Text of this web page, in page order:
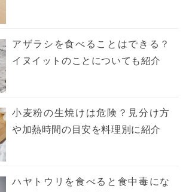
アザラシを食べることはできる？
イヌイットのことについても紹介
小麦粉の生焼けは危険？見分け方
や加熱時間の目安を料理別に紹介
ハヤトウリを食べると食中毒にな